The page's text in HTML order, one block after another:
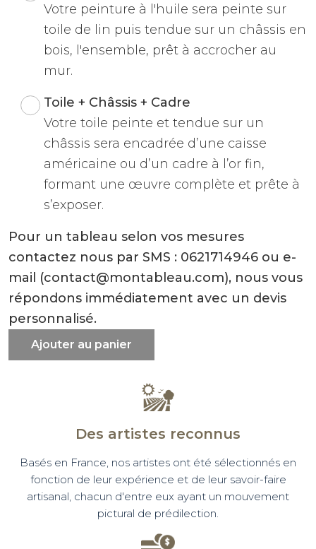
Votre peinture à l'huile sera peinte sur
toile de lin puis tendue sur un châssis en
bois, l'ensemble, prêt à accrocher au
mur.
Toile + Châssis + Cadre
Votre toile peinte et tendue sur un
châssis sera encadrée d’une caisse
américaine ou d’un cadre à l’or fin,
formant une œuvre complète et prête à
s’exposer.
Pour un tableau selon vos mesures
contactez nous par SMS : 0621714946 ou e-
mail (contact@montableau.com), nous vous
répondons immédiatement avec un devis
personnalisé.
Ajouter au panier
Des artistes reconnus
Basés en France, nos artistes ont été sélectionnés en
fonction de leur expérience et de leur savoir-faire
artisanal, chacun d'entre eux ayant un mouvement
pictural de prédilection.